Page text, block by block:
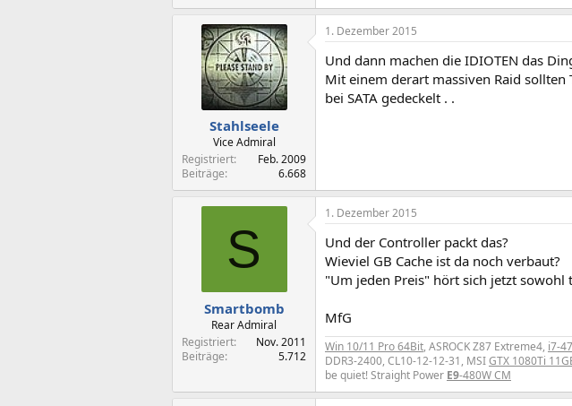
Stahlseele
Vice Admiral
Registriert
Feb. 2009
Beiträge
6.668
1. Dezember 2015
Und dann machen die IDIOTEN das
Mit einem derart massiven Raid
bei SATA gedeckelt . .
S
Smartbomb
Rear Admiral
Registriert
Nov. 2011
Beiträge
5.712
1. Dezember 2015
Und der Controller packt das?
Wieviel GB Cache ist da noch verbaut?
"Um jeden Preis" hört sich jetzt
MfG
Win 10/11 Pro 64Bit, ASROCK Z87 Extreme4, i7-
DDR3-2400, CL10-12-12-31, MSIGTX 1080Ti
be quiet! Straight Power E9-480W CM